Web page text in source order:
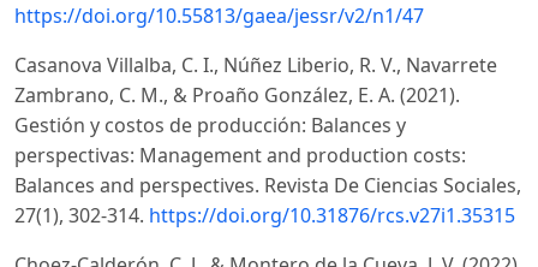
https://doi.org/10.55813/gaea/jessr/v2/n1/47
Casanova Villalba, C. I., Núñez Liberio, R. V., Navarrete
Zambrano, C. M., & Proaño González, E. A. (2021).
Gestión y costos de producción: Balances y
perspectivas: Management and production costs:
Balances and perspectives. Revista De Ciencias Sociales,
27(1), 302-314. https://doi.org/10.31876/rcs.v27i1.35315